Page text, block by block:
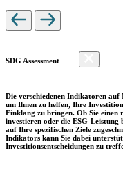
SDG Assessment
Die verschiedenen Indikatoren
um Ihnen zu helfen, Ihre
Einklang zu bringen. Ob Sie einen
investieren oder die ESG-Leistung
auf Ihre spezifischen Ziele
Indikators kann Sie dabei
Investitionsentscheidungen zu